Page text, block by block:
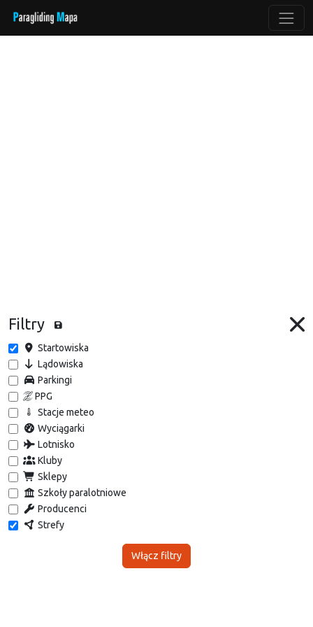
Filtry
Startowiska
Lądowiska
Parkingi
PPG
Stacje meteo
Wyciągarki
Lotnisko
Kluby
Sklepy
Szkoły paralotniowe
Producenci
Strefy
Włącz filtry